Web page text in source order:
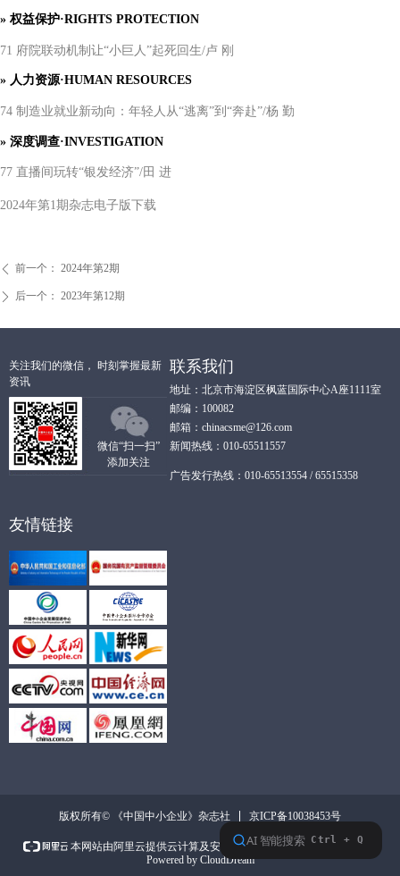
» 权益保护·RIGHTS PROTECTION
71 府院联动机制让“小巨人”起死回生/卢 刚
» 人力资源·HUMAN RESOURCES
74 制造业就业新动向：年轻人从“逃离”到“奔赴”/杨 勤
» 深度调查·INVESTIGATION
77 直播间玩转“银发经济”/田 进
2024年第1期杂志电子版下载
ꄴ 前一个： 2024年第2期
ꄲ 后一个： 2023年第12期
关注我们的微信， 时刻掌握最新
资讯
微信“扫一扫”
添加关注
联系我们
地址：北京市海淀区枫蓝国际中心A座1111室
邮编：100082
邮箱：chinacsme@126.com
新闻热线：010-65511557
广告发行热线：010-65513554 / 65515358
友情链接
版权所有© 《中国中小企业》杂志社 京ICP备10038453号
本网站由阿里云提供云计算及安全服务 本网站支持
IPv6
Powered by CloudDream